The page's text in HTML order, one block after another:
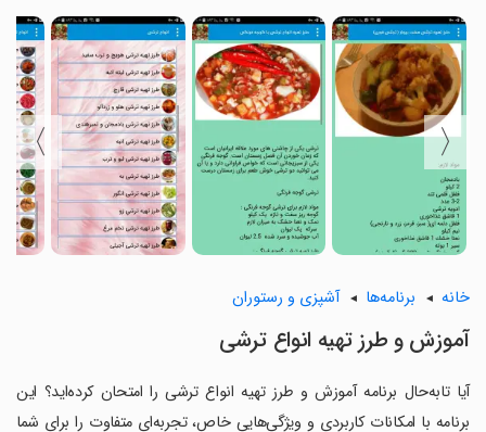
〈
〉
خانه برنامه‌ها آشپزی و رستوران
آموزش و طرز تهیه انواع ترشی
آیا تابه‌حال برنامه آموزش و طرز تهیه انواع ترشی را امتحان کرده‌اید؟ این
برنامه با امکانات کاربردی و ویژگی‌هایی خاص، تجربه‌ای متفاوت را برای شما